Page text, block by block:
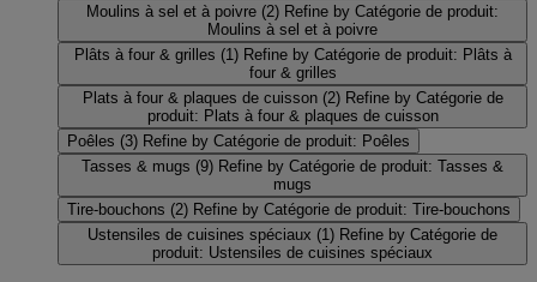
Moulins à sel et à poivre (2) Refine by Catégorie de produit:
Moulins à sel et à poivre
Plâts à four & grilles (1) Refine by Catégorie de produit: Plâts à
four & grilles
Plats à four & plaques de cuisson (2) Refine by Catégorie de
produit: Plats à four & plaques de cuisson
Poêles (3) Refine by Catégorie de produit: Poêles
Tasses & mugs (9) Refine by Catégorie de produit: Tasses &
mugs
Tire-bouchons (2) Refine by Catégorie de produit: Tire-bouchons
Ustensiles de cuisines spéciaux (1) Refine by Catégorie de
produit: Ustensiles de cuisines spéciaux